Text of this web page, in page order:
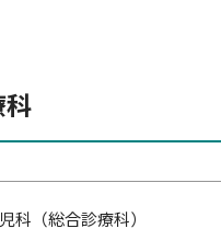
科（総合診療科）